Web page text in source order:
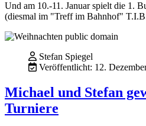
Und am 10.-11. Januar spielt die 1.
(diesmal im "Treff im Bahnhof"
Stefan Spiegel
Veröffentlicht: 12.
Michael und Stefan
Turniere